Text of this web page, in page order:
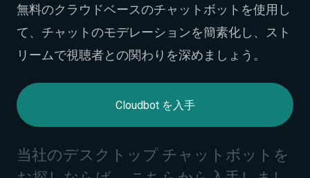
無料のクラウドベースのチャットボットを使用し
て、チャットのモデレーションを簡素化し、スト
リームで視聴者との関わりを深めましょう。
Cloudbot を入手
当社のデスクトップ チャットボットを